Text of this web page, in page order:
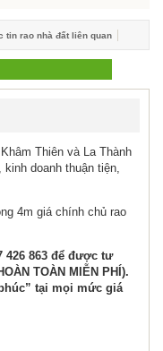
tin rao nhà đất liên quan
Thiên và La Thành
doanh thuận tiện,
4m giá chính chủ rao
426 863để được tư
TOÀN MIỄN PHÍ).
tại mọi mức giá